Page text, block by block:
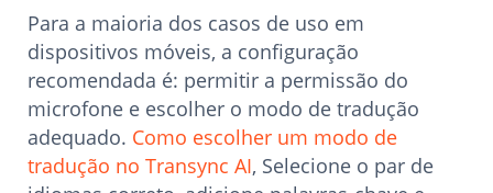
Para a maioria dos casos de uso em
dispositivos móveis, a configuração
recomendada é: permitir a permissão do
microfone e escolher o modo de tradução
adequado. Como escolher um modo de
tradução no Transync AI, Selecione o par de